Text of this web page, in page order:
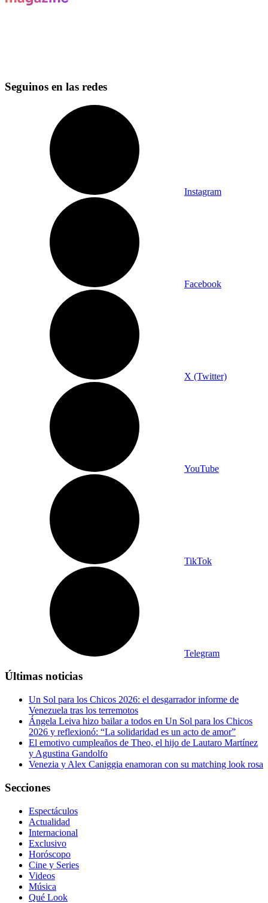
Seguinos en las redes
Instagram
Facebook
X (Twitter)
YouTube
TikTok
Telegram
Últimas noticias
Un Sol para los Chicos 2026: el desgarrador informe de
Venezuela tras los terremotos
Ángela Leiva hizo bailar a todos en Un Sol para los Chicos
2026 y reflexionó: “La solidaridad es un acto de amor”
El emotivo cumpleaños de Theo, el hijo de Lautaro Martínez
y Agustina Gandolfo
Venezia y Alex Caniggia enamoran con su matching look rosa
Secciones
Espectáculos
Actualidad
Internacional
Exclusivo
Horóscopo
Cine y Series
Videos
Música
Qué Look